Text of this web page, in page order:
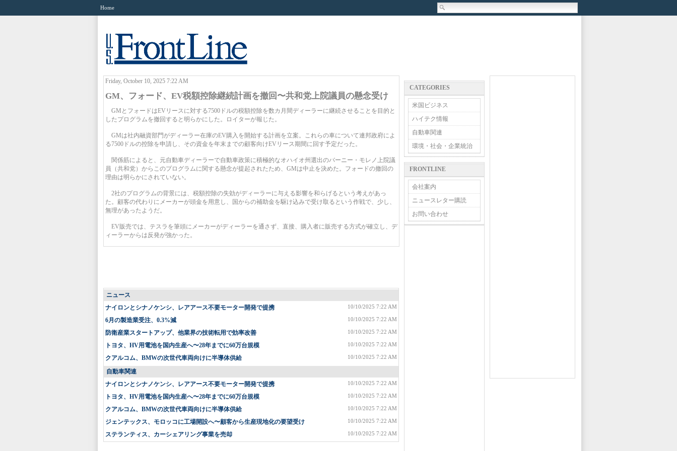
Home
Friday, October 10, 2025 7:22 AM
GM、フォード、EV税額控除継続計画を撤回〜共和党上院議員の懸念受け
GMとフォードはEVリースに対する7500ドルの税額控除を数カ月間ディーラーに継続させることを目的と
したプログラムを撤回すると明らかにした。ロイターが報じた。
GMは社内融資部門がディーラー在庫のEV購入を開始する計画を立案。これらの車について連邦政府によ
る7500ドルの控除を申請し、その資金を年末までの顧客向けEVリース期間に回す予定だった。
関係筋によると、元自動車ディーラーで自動車政策に積極的なオハイオ州選出のバーニー・モレノ上院議
員（共和党）からこのプログラムに関する懸念が提起されたため、GMは中止を決めた。フォードの撤回の
理由は明らかにされていない。
2社のプログラムの背景には、税額控除の失効がディーラーに与える影響を和らげるという考えがあっ
た。顧客の代わりにメーカーが頭金を用意し、国からの補助金を駆け込みで受け取るという作戦で、少し、
無理があったようだ。
EV販売では、テスラを筆頭にメーカーがディーラーを通さず、直接、購入者に販売する方式が確立し、デ
ィーラーからは反発が強かった。
ニュース
10/10/2025 7:22 AM
ナイロンとシナノケンシ、レアアース不要モーター開発で提携
10/10/2025 7:22 AM
6月の製造業受注、0.3%減
10/10/2025 7:22 AM
防衛産業スタートアップ、他業界の技術転用で効率改善
10/10/2025 7:22 AM
トヨタ、HV用電池を国内生産へ〜28年までに60万台規模
10/10/2025 7:22 AM
クアルコム、BMWの次世代車両向けに半導体供給
自動車関連
10/10/2025 7:22 AM
ナイロンとシナノケンシ、レアアース不要モーター開発で提携
10/10/2025 7:22 AM
トヨタ、HV用電池を国内生産へ〜28年までに60万台規模
10/10/2025 7:22 AM
クアルコム、BMWの次世代車両向けに半導体供給
10/10/2025 7:22 AM
ジェンテックス、モロッコに工場開設へ〜顧客から生産現地化の要望受け
10/10/2025 7:22 AM
ステランティス、カーシェアリング事業を売却
CATEGORIES
米国ビジネス
ハイテク情報
自動車関連
環境・社会・企業統治
FRONTLINE
会社案内
ニュースレター購読
お問い合わせ